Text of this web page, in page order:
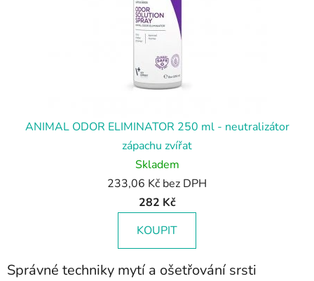
ANIMAL ODOR ELIMINATOR 250 ml - neutralizátor
zápachu zvířat
Skladem
233,06 Kč bez DPH
282 Kč
KOUPIT
Správné techniky mytí a ošetřování srsti